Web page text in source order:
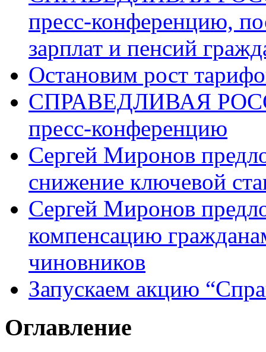
пресс-конференцию,
зарплат и пенсий
Остановим рост
СПРАВЕДЛИВАЯ
пресс-конференцию
Сергей Миронов
снижение ключевой
Сергей Миронов
компенсацию
чиновников
Запускаем акцию
Оглавление